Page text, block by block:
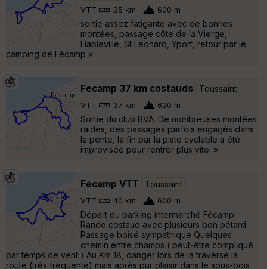
VTT 35 km 600 m
sortie assez fatigante avec de bonnes
montées, passage côte de la Vierge,
Hableville, St Léonard, Yport, retour par le
camping de Fécamp »
Fecamp 37 km costauds Toussaint
VTT 37 km 620 m
Sortie du club BVA. De nombreuses montées
raides, des passages parfois engagés dans
la pente, la fin par la piste cyclable a été
improvisée pour rentrer plus vite. »
Fécamp VTT Toussaint
VTT 40 km 600 m
Départ du parking intermarché Fécamp
Rando costaud avec plusieurs bon pétard
Passage boisé sympathique Quelques
chemin entre champs ( peut-être compliqué
par temps de vent ) Au Km 18, danger lors de la traversé la
route (très fréquenté) mais après pur plaisir dans le sous-bois